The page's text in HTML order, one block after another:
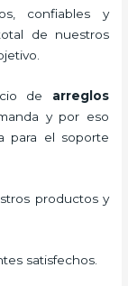
confiables y
de nuestros
de arreglos
y por eso
para el soporte
productos y
satisfechos.